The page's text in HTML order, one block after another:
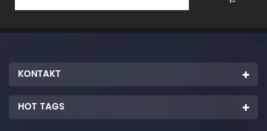
KONTAKT
HOT TAGS